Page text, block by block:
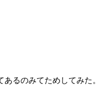
るのみてためしてみた。